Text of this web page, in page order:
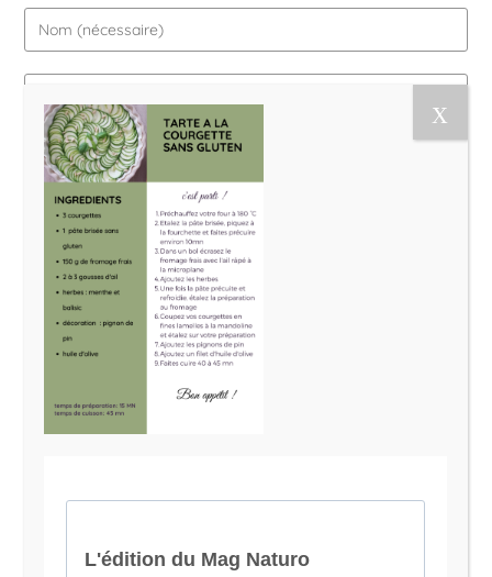
Le Magazine Naturo
Je suis Evy, Naturopathe spécialisée dans